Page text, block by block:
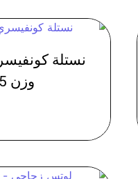
وزن 2.5 كغم - عدد 8